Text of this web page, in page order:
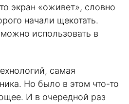
экран «оживет», словно
начали щекотать.
использовать в
самая
Но было в этом что-то
И в очередной раз